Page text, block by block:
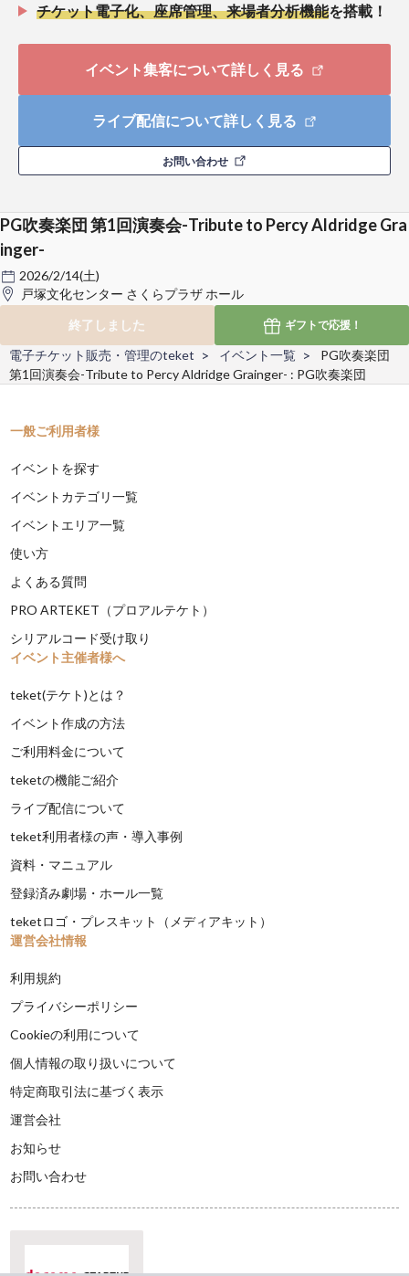
チケット電子化、座席管理、来場者分析機能を搭載！
イベント集客について詳しく見る
ライブ配信について詳しく見る
お問い合わせ
PG吹奏楽団 第1回演奏会-Tribute to Percy Aldridge Gra
inger-
2026/2/14(土)
戸塚文化センター さくらプラザ ホール
終了しました
ギフトで応援！
電子チケット販売・管理のteket イベント一覧
PG吹奏楽団
第1回演奏会-Tribute to Percy Aldridge Grainger- : PG吹奏楽団
一般ご利用者様
イベントを探す
イベントカテゴリ一覧
イベントエリア一覧
使い方
よくある質問
PRO ARTEKET（プロアルテケト）
シリアルコード受け取り
イベント主催者様へ
teket(テケト)とは？
イベント作成の方法
ご利用料金について
teketの機能ご紹介
ライブ配信について
teket利用者様の声・導入事例
資料・マニュアル
登録済み劇場・ホール一覧
teketロゴ・プレスキット（メディアキット）
運営会社情報
利用規約
プライバシーポリシー
Cookieの利用について
個人情報の取り扱いについて
特定商取引法に基づく表示
運営会社
お知らせ
お問い合わせ